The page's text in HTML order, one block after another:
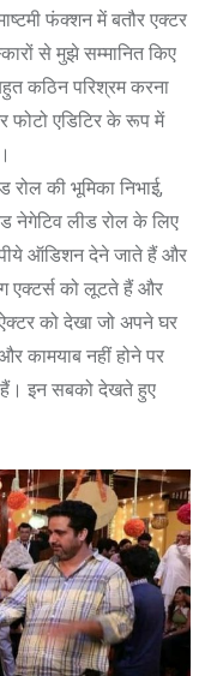
फंक्शन में बतौर एक्टर
से मुझे सम्मानित किए
कठिन परिश्रम करना
एडिटिर के रूप में
रोल की भूमिका निभाई,
नेगेटिव लीड रोल के लिए
पीये ऑडिशन देने जाते हैं और
एक्टर्स को लूटते हैं और
को देखा जो अपने घर
कामयाब नहीं होने पर
हैं। इन सबको देखते हुए